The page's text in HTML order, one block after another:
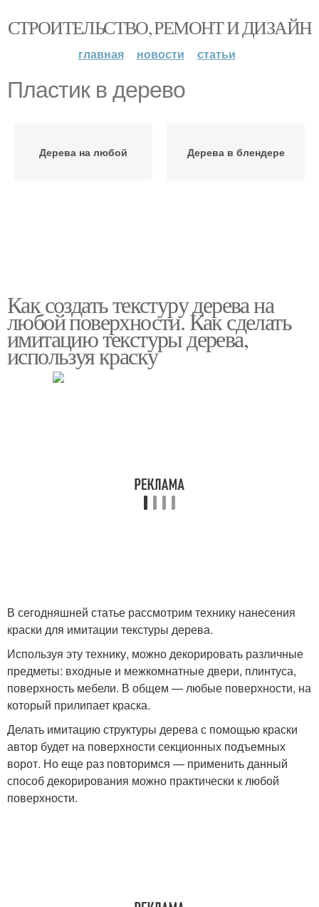
СТРОИТЕЛЬСТВО, РЕМОНТ И ДИЗАЙН
главная новости статьи
Пластик в дерево
Дерева на любой Дерева в блендере
Как создать текстуру дерева на
любой поверхности. Как сделать
имитацию текстуры дерева,
используя краску
В сегодняшней статье рассмотрим технику нанесения
краски для имитации текстуры дерева.
Используя эту технику, можно декорировать различные
предметы: входные и межкомнатные двери, плинтуса,
поверхность мебели. В общем — любые поверхности, на
который прилипает краска.
Делать имитацию структуры дерева с помощью краски
автор будет на поверхности секционных подъемных
ворот. Но еще раз повторимся — применить данный
способ декорирования можно практически к любой
поверхности.